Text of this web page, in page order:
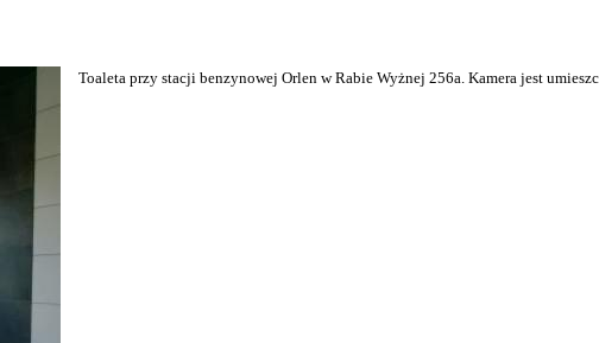
Toaleta przy stacji benzynowej Orlen w Rabie Wyżnej 256a. Kamera jest